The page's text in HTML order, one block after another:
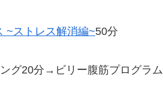
~ストレス解消編~50分
グ20分→ビリー腹筋プログラム